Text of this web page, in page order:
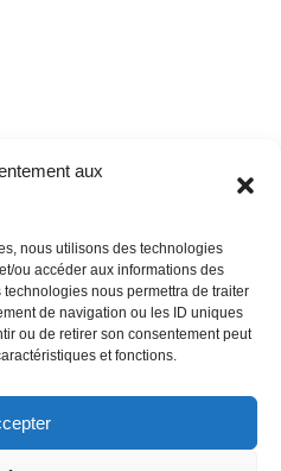
aux
nous utilisons des technologies
ou accéder aux informations des
nous permettra de traiter
de navigation ou les ID uniques
ou de retirer son consentement peut
et fonctions.